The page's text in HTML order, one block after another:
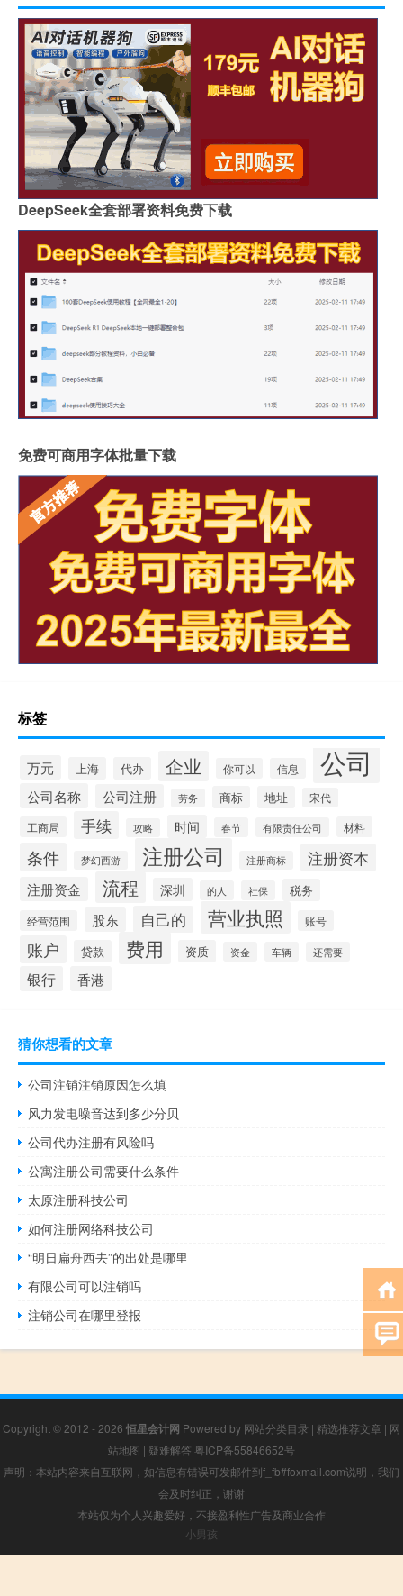
DeepSeek全套部署资料免费下载
免费可商用字体批量下载
标签
万元 上海 代办 企业 你可以 信息 公司
公司名称 公司注册 劳务 商标 地址 宋代
工商局 手续 攻略 时间 春节 有限责任公司 材料
条件 梦幻西游 注册公司 注册商标 注册资本
注册资金 流程 深圳 的人 社保 税务
经营范围 股东 自己的 营业执照 账号
账户 贷款 费用 资质 资金 车辆 还需要
银行 香港
猜你想看的文章
公司注销注销原因怎么填
风力发电噪音达到多少分贝
公司代办注册有风险吗
公寓注册公司需要什么条件
太原注册科技公司
如何注册网络科技公司
“明日扁舟西去”的出处是哪里
有限公司可以注销吗
注销公司在哪里登报
Copyright © 2012 - 2026 恒星会计网 Powered by 网站分类目录 | 精选推荐文章 | 网
站地图 | 疑难解答 粤ICP备55846652号
声明：本站内容来自互联网，如信息有错误可发邮件到f_fb#foxmail.com说明，我们
会及时纠正，谢谢
本站仅为个人兴趣爱好，不接盈利性广告及商业合作
小男孩